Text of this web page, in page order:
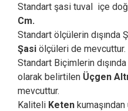
Standart şasi tuval içe
Cm.
Standart ölçülerin dışında
Şasi ölçüleri de mevcuttur.
Standart Biçimlerin dışında
olarak belirtilen Üçgen
mevcuttur.
Kaliteli Keten